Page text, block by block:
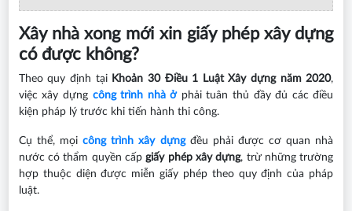
Xây nhà xong mới xin giấy phép xây dựng
có được không?
Theo quy định tại Khoản 30 Điều 1 Luật Xây dựng năm 2020,
việc xây dựng công trình nhà ởphải tuân thủ đầy đủ các điều
kiện pháp lý trước khi tiến hành thi công.
Cụ thể, mọicông trình xây dựngđều phải được cơ quan nhà
nước có thẩm quyền cấpgiấy phép xây dựng, trừ những trường
hợp thuộc diện được miễn giấy phép theo quy định của pháp
luật.